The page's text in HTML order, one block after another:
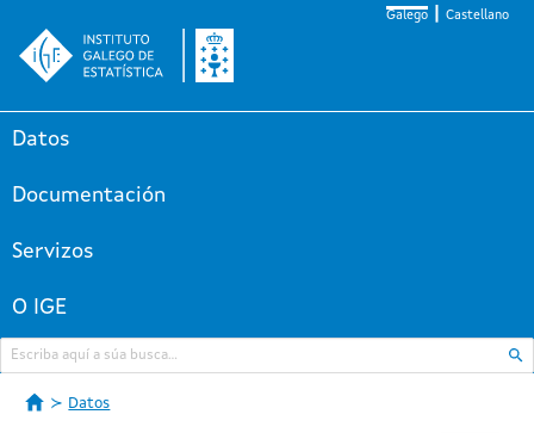
Galego Castellano
Datos
Documentación
Servizos
O IGE
Datos